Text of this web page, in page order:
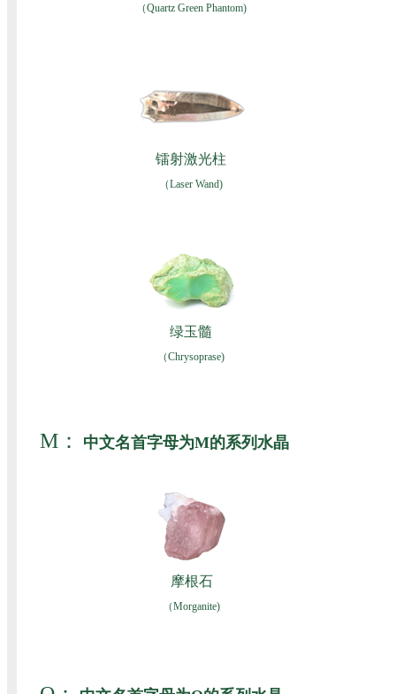
（Quartz Green Phantom)
镭射激光柱
（Laser Wand)
绿玉髓
（Chrysoprase)
M： 中文名首字母为M的系列水晶
摩根石
（Morganite)